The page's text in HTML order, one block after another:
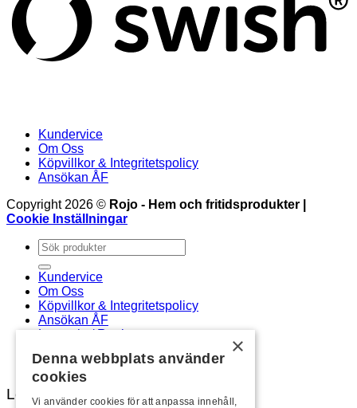
Kundervice
Om Oss
Köpvillkor & Integritetspolicy
Ansökan ÅF
Copyright 2026 © Rojo - Hem och fritidsprodukter |
Cookie Inställningar
Sök
efter:
Kundervice
Om Oss
Köpvillkor & Integritetspolicy
Ansökan ÅF
Logga in / Registrera
Logga in
×
Denna webbplats använder
cookies
Vi använder cookies för att anpassa innehåll,